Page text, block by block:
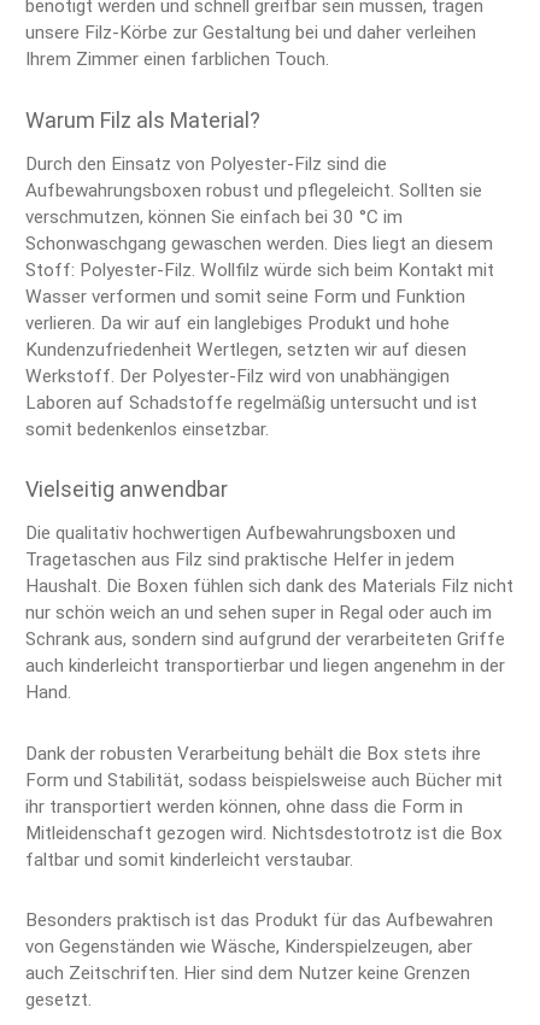
benötigt werden und schnell greifbar sein müssen, tragen
unsere Filz-Körbe zur Gestaltung bei und daher verleihen
Ihrem Zimmer einen farblichen Touch.
Warum Filz als Material?
Durch den Einsatz von Polyester-Filz sind die
Aufbewahrungsboxen robust und pflegeleicht. Sollten sie
verschmutzen, können Sie einfach bei 30 °C im
Schonwaschgang gewaschen werden. Dies liegt an diesem
Stoff: Polyester-Filz. Wollfilz würde sich beim Kontakt mit
Wasser verformen und somit seine Form und Funktion
verlieren. Da wir auf ein langlebiges Produkt und hohe
Kundenzufriedenheit Wertlegen, setzten wir auf diesen
Werkstoff. Der Polyester-Filz wird von unabhängigen
Laboren auf Schadstoffe regelmäßig untersucht und ist
somit bedenkenlos einsetzbar.
Vielseitig anwendbar
Die qualitativ hochwertigen Aufbewahrungsboxen und
Tragetaschen aus Filz sind praktische Helfer in jedem
Haushalt. Die Boxen fühlen sich dank des Materials Filz nicht
nur schön weich an und sehen super in Regal oder auch im
Schrank aus, sondern sind aufgrund der verarbeiteten Griffe
auch kinderleicht transportierbar und liegen angenehm in der
Hand.
Dank der robusten Verarbeitung behält die Box stets ihre
Form und Stabilität, sodass beispielsweise auch Bücher mit
ihr transportiert werden können, ohne dass die Form in
Mitleidenschaft gezogen wird. Nichtsdestotrotz ist die Box
faltbar und somit kinderleicht verstaubar.
Besonders praktisch ist das Produkt für das Aufbewahren
von Gegenständen wie Wäsche, Kinderspielzeugen, aber
auch Zeitschriften. Hier sind dem Nutzer keine Grenzen
gesetzt.